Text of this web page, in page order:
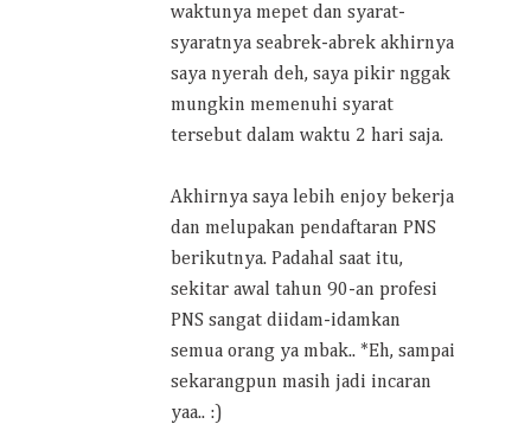
waktunya mepet dan syarat-
syaratnya seabrek-abrek akhirnya
saya nyerah deh, saya pikir nggak
mungkin memenuhi syarat
tersebut dalam waktu 2 hari saja.
Akhirnya saya lebih enjoy bekerja
dan melupakan pendaftaran PNS
berikutnya. Padahal saat itu,
sekitar awal tahun 90-an profesi
PNS sangat diidam-idamkan
semua orang ya mbak.. *Eh, sampai
sekarangpun masih jadi incaran
yaa.. :)